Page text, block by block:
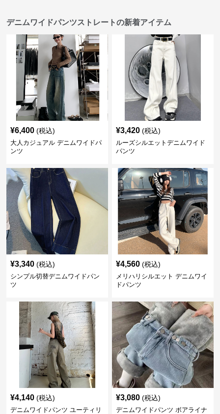
デニムワイドパンツストレートの新着アイテム
¥6,400 (税込)
大人カジュアル デニムワイドパ
ンツ
¥3,420 (税込)
ルーズシルエットデニムワイド
パンツ
¥3,340 (税込)
シンプル切替デニムワイドパン
ツ
¥4,560 (税込)
メリハリシルエット デニムワイ
ドパンツ
¥4,140 (税込)
デニムワイドパンツ ユーティリ
¥3,080 (税込)
デニムワイドパンツ ボアライナ